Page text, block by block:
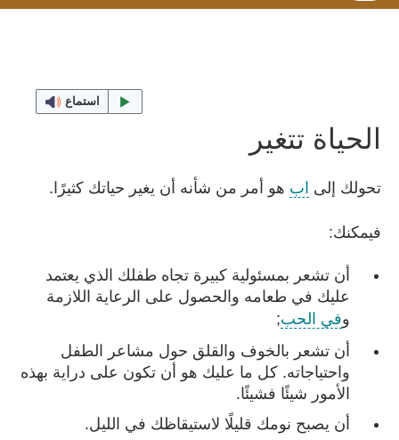
استماع
الحياة تتغير
تحولك إلى اب هو أمر من شأنه أن يغير حياتك كثيرًا.
فيمكنك:
أن تشعر بمسئولية كبيرة تجاه طفلك الذي يعتمد
عليك في طعامه والحصول على الرعاية اللازمة
وفي الحب;
أن تشعر بالخوف والقلق حول مشاعر الطفل
واحتياجاته. كل ما عليك هو أن تكون على دراية بهذه
الأمور شيئًا فشيئًا.
أن يصبح نومك قليلًا لاستيقاظك في الليل.